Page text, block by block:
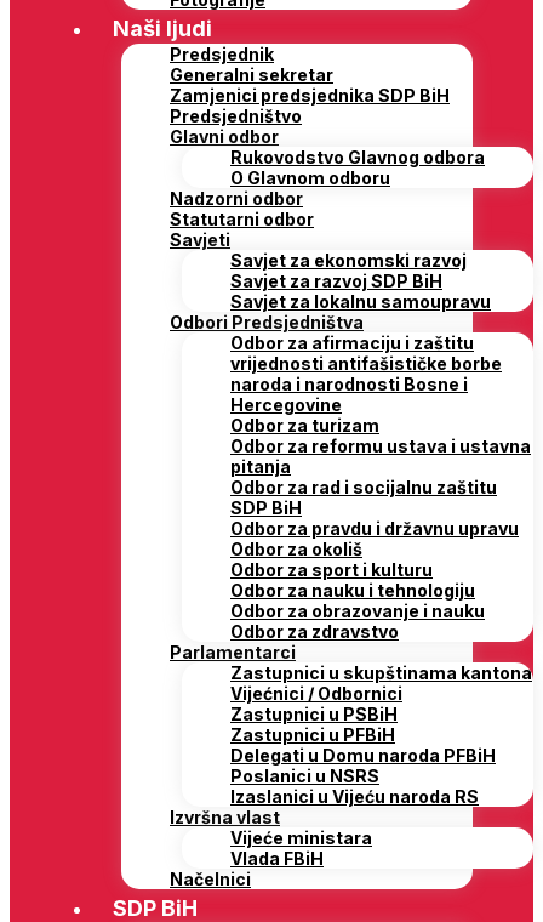
Naši ljudi
Predsjednik
Generalni sekretar
Zamjenici predsjednika SDP BiH
Predsjedništvo
Glavni odbor
Rukovodstvo Glavnog odbora
O Glavnom odboru
Nadzorni odbor
Statutarni odbor
Savjeti
Savjet za ekonomski razvoj
Savjet za razvoj SDP BiH
Savjet za lokalnu samoupravu
Odbori Predsjedništva
Odbor za afirmaciju i zaštitu
vrijednosti antifašističke borbe
naroda i narodnosti Bosne i
Hercegovine
Odbor za turizam
Odbor za reformu ustava i ustavna
pitanja
Odbor za rad i socijalnu zaštitu
SDP BiH
Odbor za pravdu i državnu upravu
Odbor za okoliš
Odbor za sport i kulturu
Odbor za nauku i tehnologiju
Odbor za obrazovanje i nauku
Odbor za zdravstvo
Parlamentarci
Zastupnici u skupštinama kantona
Vijećnici / Odbornici
Zastupnici u PSBiH
Zastupnici u PFBiH
Delegati u Domu naroda PFBiH
Poslanici u NSRS
Izaslanici u Vijeću naroda RS
Izvršna vlast
Vijeće ministara
Vlada FBiH
Načelnici
SDP BiH